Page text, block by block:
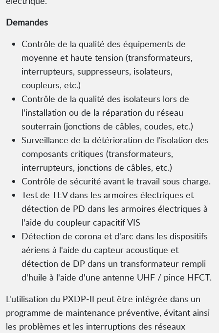
Demandes
Contrôle de la qualité des équipements de
moyenne et haute tension (transformateurs,
interrupteurs, suppresseurs, isolateurs,
coupleurs, etc.)
Contrôle de la qualité des isolateurs lors de
l'installation ou de la réparation du réseau
souterrain (jonctions de câbles, coudes, etc.)
Surveillance de la détérioration de l'isolation des
composants critiques (transformateurs,
interrupteurs, jonctions de câbles, etc.)
Contrôle de sécurité avant le travail sous charge.
Test de TEV dans les armoires électriques et
détection de PD dans les armoires électriques à
l'aide du coupleur capacitif VIS
Détection de corona et d'arc dans les dispositifs
aériens à l'aide du capteur acoustique et
détection de DP dans un transformateur rempli
d'huile à l'aide d'une antenne UHF / pince HFCT.
L'utilisation du PXDP-II peut être intégrée dans un
programme de maintenance préventive, évitant ainsi
les problèmes et les interruptions des réseaux